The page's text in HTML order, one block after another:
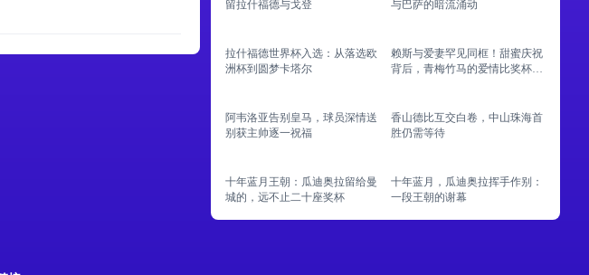
留拉什福德与戈登
与巴萨的暗流涌动
拉什福德世界杯入选：从落选欧
洲杯到圆梦卡塔尔
赖斯与爱妻罕见同框！甜蜜庆祝
背后，青梅竹马的爱情比奖杯更
阿韦洛亚告别皇马，球员深情送
别获主帅逐一祝福
香山德比互交白卷，中山珠海首
胜仍需等待
十年蓝月王朝：瓜迪奥拉留给曼
城的，远不止二十座奖杯
十年蓝月，瓜迪奥拉挥手作别：
一段王朝的谢幕